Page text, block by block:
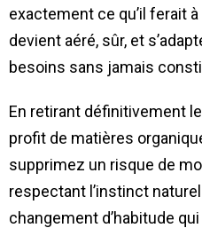
exactement ce qu’il ferait à
devient aéré, sûr, et
besoins sans jamais
En retirant définitivement
profit de matières
supprimez un risque de
respectant l’instinct
changement d’habitude